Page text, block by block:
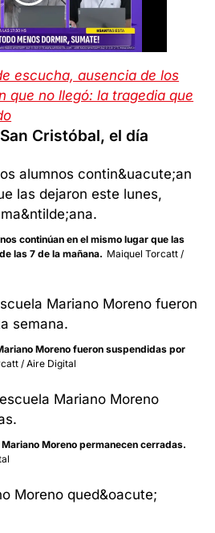
escucha, ausencia de los
que no llegó: la tragedia que
Cristóbal, el día
continúan en el mismo lugar que las
las 7 de la mañana. Maiquel Torcatt /
Moreno fueron suspendidas por
/ Aire Digital
Moreno permanecen cerradas.